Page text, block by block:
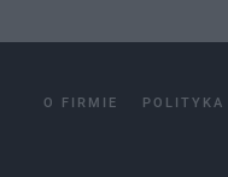
O FIRMIE POLITYKA